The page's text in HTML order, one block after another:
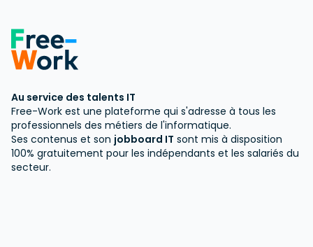
Au service des talents IT
Free-Work est une plateforme qui s'adresse à tous les
professionnels des métiers de l'informatique.
Ses contenus et son jobboard IT sont mis à disposition
100% gratuitement pour les indépendants et les salariés du
secteur.